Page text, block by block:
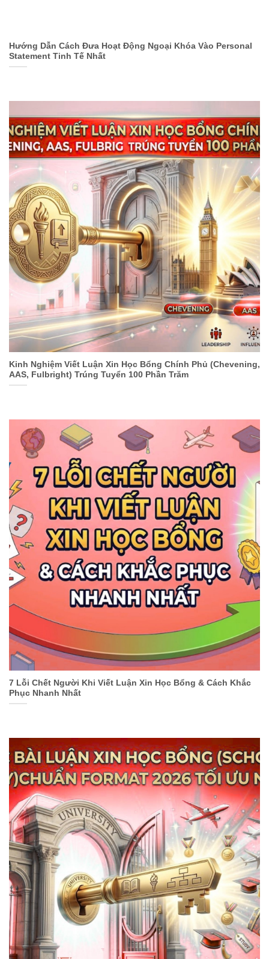
Hướng Dẫn Cách Đưa Hoạt Động Ngoại Khóa Vào Personal
Statement Tinh Tế Nhất
Kinh Nghiệm Viết Luận Xin Học Bổng Chính Phủ (Chevening,
AAS, Fulbright) Trúng Tuyển 100 Phần Trăm
7 Lỗi Chết Người Khi Viết Luận Xin Học Bổng & Cách Khắc
Phục Nhanh Nhất